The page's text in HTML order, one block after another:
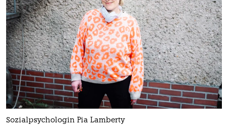
Sozialpsychologin Pia Lamberty